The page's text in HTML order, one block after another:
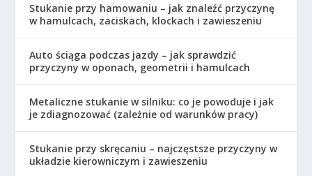
Stukanie przy hamowaniu – jak znaleźć przyczynę
w hamulcach, zaciskach, klockach i zawieszeniu
Auto ściąga podczas jazdy – jak sprawdzić
przyczyny w oponach, geometrii i hamulcach
Metaliczne stukanie w silniku: co je powoduje i jak
je zdiagnozować (zależnie od warunków pracy)
Stukanie przy skręcaniu – najczęstsze przyczyny w
układzie kierowniczym i zawieszeniu